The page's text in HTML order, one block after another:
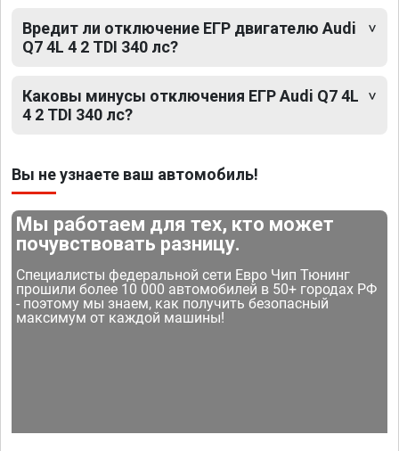
Вредит ли отключение ЕГР двигателю Audi
Q7 4L 4 2 TDI 340 лс?
Каковы минусы отключения ЕГР Audi Q7 4L
4 2 TDI 340 лс?
Вы не узнаете ваш автомобиль!
Мы работаем для тех, кто может
почувствовать разницу.
Специалисты федеральной сети Евро Чип Тюнинг
прошили более 10 000 автомобилей в 50+ городах РФ
- поэтому мы знаем, как получить безопасный
максимум от каждой машины!